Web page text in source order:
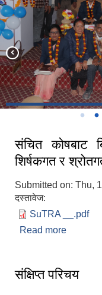
संचित कोषबाट
शिर्षकगत र
Submitted on: Thu,
दस्तावेज:
SuTRA __.pdf
Read more
संक्षिप्त परिचय